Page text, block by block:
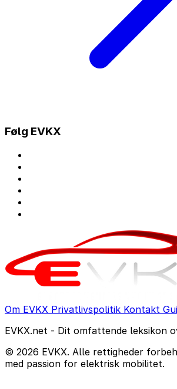
Følg EVKX
Om EVKX Privatlivspolitik Kontakt
EVKX.net - Dit omfattende leksikon
© 2026 EVKX. Alle rettigheder
med passion for elektrisk mobilitet.